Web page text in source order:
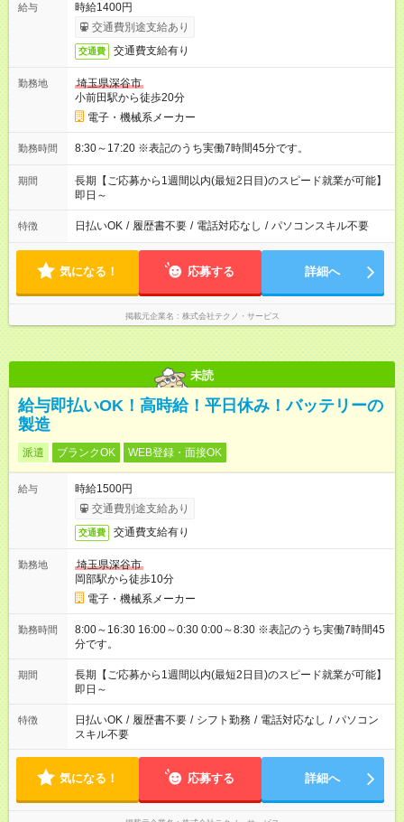
給与
時給1400円
交通費別途支給あり
交通費 交通費支給有り
勤務地
埼玉県深谷市
小前田駅から徒歩20分
電子・機械系メーカー
勤務時間 8:30～17:20 ※表記のうち実働7時間45分です。
期間
長期【ご応募から1週間以内(最短2日目)のスピード就業が可能】
即日～
特徴 日払いOK / 履歴書不要 / 電話対応なし / パソコンスキル不要
気になる！ 応募する 詳細へ
掲載元企業名 株式会社テクノ・サービス
未読
給与即払いOK！高時給！平日休み！バッテリーの
製造
派遣 ブランクOK WEB登録・面接OK
給与
時給1500円
交通費別途支給あり
交通費 交通費支給有り
勤務地
埼玉県深谷市
岡部駅から徒歩10分
電子・機械系メーカー
勤務時間
8:00～16:30 16:00～0:30 0:00～8:30 ※表記のうち実働7時間45
分です。
期間
長期【ご応募から1週間以内(最短2日目)のスピード就業が可能】
即日～
特徴 日払いOK / 履歴書不要 / シフト勤務 / 電話対応なし / パソコン
スキル不要
気になる！ 応募する 詳細へ